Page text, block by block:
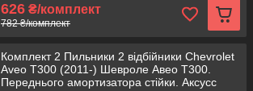
626 ₴/комплект
782 ₴/комплект
Комплект 2 Пильники 2 відбійники Chevrolet
Aveo T300 (2011-) Шевроле Авео Т300.
Переднього амортизатора стійки. Аксусс